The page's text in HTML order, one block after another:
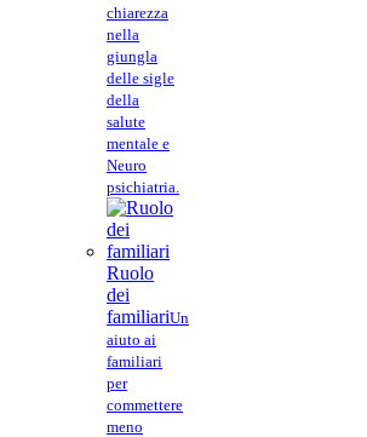
chiarezza
nella
giungla
delle sigle
della
salute
mentale e
Neuro
psichiatria.
Ruolo
dei
familiariUn
aiuto ai
familiari
per
commettere
meno